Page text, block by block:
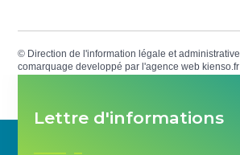
© Direction de l'information légale et administrative
comarquage developpé par l'agence web kienso.fr
Lettre d'informations